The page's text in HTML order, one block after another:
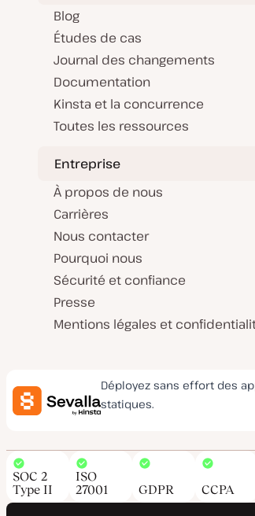
Blog
Études de cas
Journal des changements
Documentation
Kinsta et la concurrence
Toutes les ressources
Entreprise
À propos de nous
Carrières
Nous contacter
Pourquoi nous
Sécurité et confiance
Presse
Mentions légales et
Déployez sans effort des
statiques.
SOC 2
Type II
ISO
27001
GDPR CCPA